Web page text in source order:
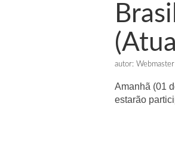
autor:Webmaster
Amanhã (01
estarão